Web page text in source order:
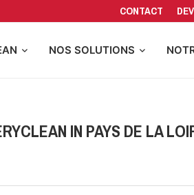
CONTACT
NOS SOLUTIONS
IN PAYS DE LA